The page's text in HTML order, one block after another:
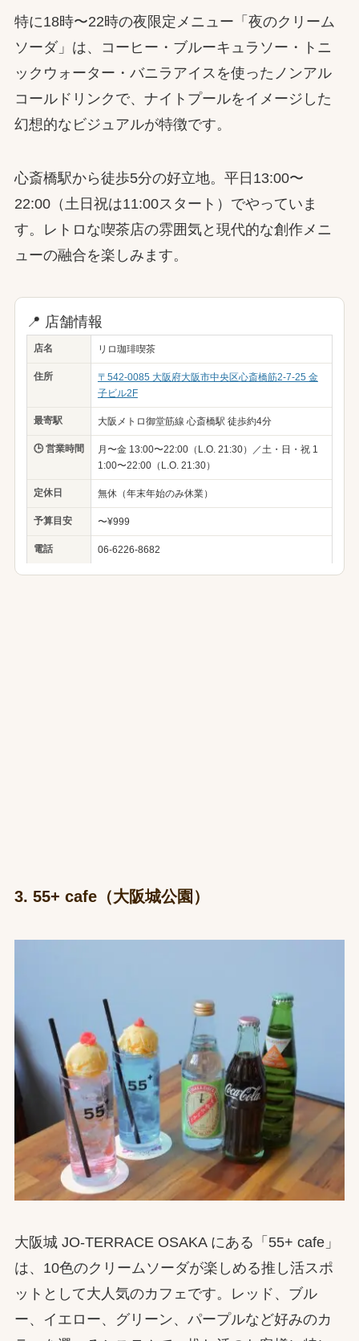
特に18時〜22時の夜限定メニュー「夜のクリーム
ソーダ」は、コーヒー・ブルーキュラソー・トニ
ックウォーター・バニラアイスを使ったノンアル
コールドリンクで、ナイトプールをイメージした
幻想的なビジュアルが特徴です。
心斎橋駅から徒歩5分の好立地。平日13:00〜
22:00（土日祝は11:00スタート）でやっていま
す。レトロな喫茶店の雰囲気と現代的な創作メニ
ューの融合を楽しみます。
📍 店舗情報
店名 リロ珈琲喫茶
住所
〒542-0085 大阪府大阪市中央区心斎橋筋2-7-25 金
子ビル2F
最寄駅 大阪メトロ御堂筋線 心斎橋駅 徒歩約4分
🕒 営業時間
月〜金 13:00〜22:00（L.O. 21:30）／土・日・祝 1
1:00〜22:00（L.O. 21:30）
定休日 無休（年末年始のみ休業）
予算目安 〜¥999
電話 06-6226-8682
3. 55+ cafe（大阪城公園）
大阪城 JO-TERRACE OSAKA にある「55+ cafe」
は、10色のクリームソーダが楽しめる推し活スポ
ットとして大人気のカフェです。レッド、ブル
ー、イエロー、グリーン、パープルなど好みのカ